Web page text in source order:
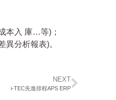
本入 庫…等)；
分析報表)。
NEXT
i-TEC先進排程APS ERP